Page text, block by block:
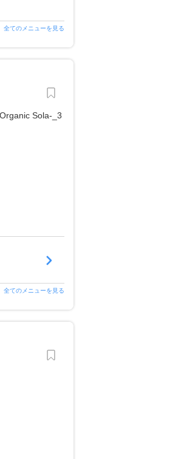
全てのメニューを見る
全てのメニューを見る